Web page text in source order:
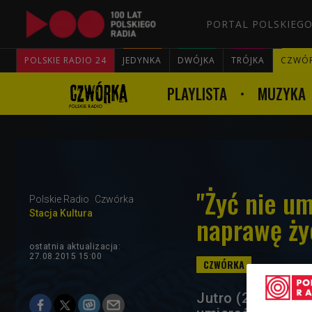
PORTAL
POLSKIE RADIO 24 JEDYNKA DWÓJKA TRÓJKA
PLAYLISTA MUZYKA
Polskie Radio
Czwórka
Stacja Kultura
"Żyć nie
naprawę
ostatnia aktualizacja:
27.08.2015 15:00
Jutro (28